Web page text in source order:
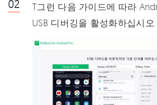
T그런 다음 가이드에 따라
USB 디버깅을 활성화하십시오.